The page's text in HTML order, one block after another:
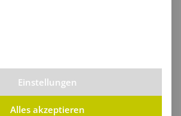
der Service-Gruppen, für die eine
Einstellungen
Alles akzeptieren